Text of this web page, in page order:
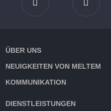
ÜBER UNS
NEUIGKEITEN VON MELTEM
KOMMUNIKATION
DIENSTLEISTUNGEN